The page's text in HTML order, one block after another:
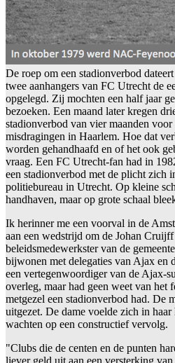
De roep om een stadionverbod
twee aanhangers van FC Utrecht de
opgelegd. Zij mochten een half jaar
bezoeken. Een maand later kregen
stadionverbod van vier maanden
misdragingen in Haarlem. Hoe dat
worden gehandhaafd en of het ook
vraag. Een FC Utrecht-fan had in
een stadionverbod met de plicht zich
politiebureau in Utrecht. Op kleine
handhaven, maar op grote schaal
Ik herinner me een voorval in de
aan een wedstrijd om de Johan
beleidsmedewerkster van de
bijwonen met delegaties van Ajax
een vertegenwoordiger van de Ajax-
overleg, maar had geen weet van het
metgezel een stadionverbod had. De
uitgezet. De dame voelde zich in
wachten op een constructief vervolg.
"Clubs die de centen en de punten
liever geld uit aan een versterking van